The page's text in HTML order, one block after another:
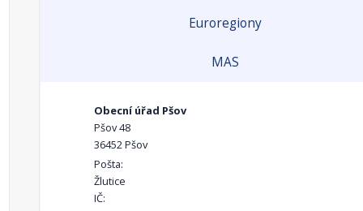
Euroregiony
MAS
Obecní úřad Pšov
Pšov 48
36452 Pšov
Pošta:
Žlutice
IČ: